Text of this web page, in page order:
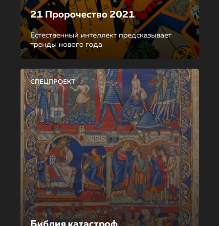
21 Пророчество 2021
Естественный интеллект предсказывает
тренды нового года
СПЕЦПРОЕКТ
Библия катастроф